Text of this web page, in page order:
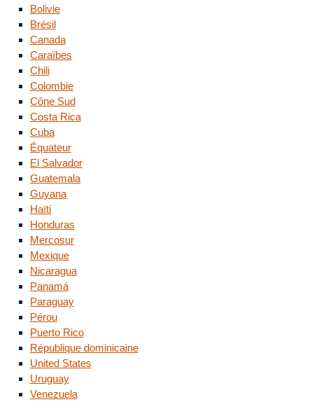
Bolivie
Brésil
Canada
Caraïbes
Chili
Colombie
Cône Sud
Costa Rica
Cuba
Équateur
El Salvador
Guatemala
Guyana
Haïti
Honduras
Mercosur
Mexique
Nicaragua
Panamá
Paraguay
Pérou
Puerto Rico
République dominicaine
United States
Uruguay
Venezuela